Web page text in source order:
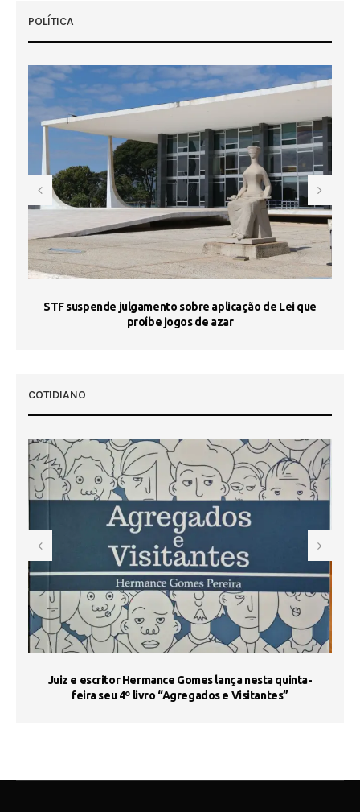
POLÍTICA
STF suspende julgamento sobre aplicação de Lei que
proíbe jogos de azar
COTIDIANO
Juiz e escritor Hermance Gomes lança nesta quinta-
feira seu 4º livro “Agregados e Visitantes”